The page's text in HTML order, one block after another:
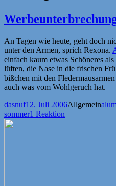
An Tagen wie heute, geht doch
unter den Armen, sprich Rexona.
einfach kaum etwas Schöneres
lüften, die Nase in die frischen
bißchen mit den
auch was vom Wohlgeruch hat.
Autor
dasnufVeröffentlicht
am
12. Juli 2006Kategorien
Allgemein
sommer1 Reaktion